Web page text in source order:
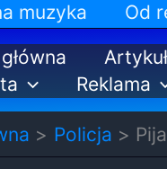
muzyka
Od
Reklama
Policja